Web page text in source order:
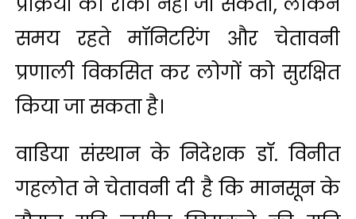
समय रहते मॉनिटरिंग और चेतावनी
प्रणाली विकसित कर लोगों को सुरक्षित
किया जा सकता है।
वाडिया संस्थान के निदेशक डॉ. विनीत
गहलोत ने चेतावनी दी है कि मानसून के